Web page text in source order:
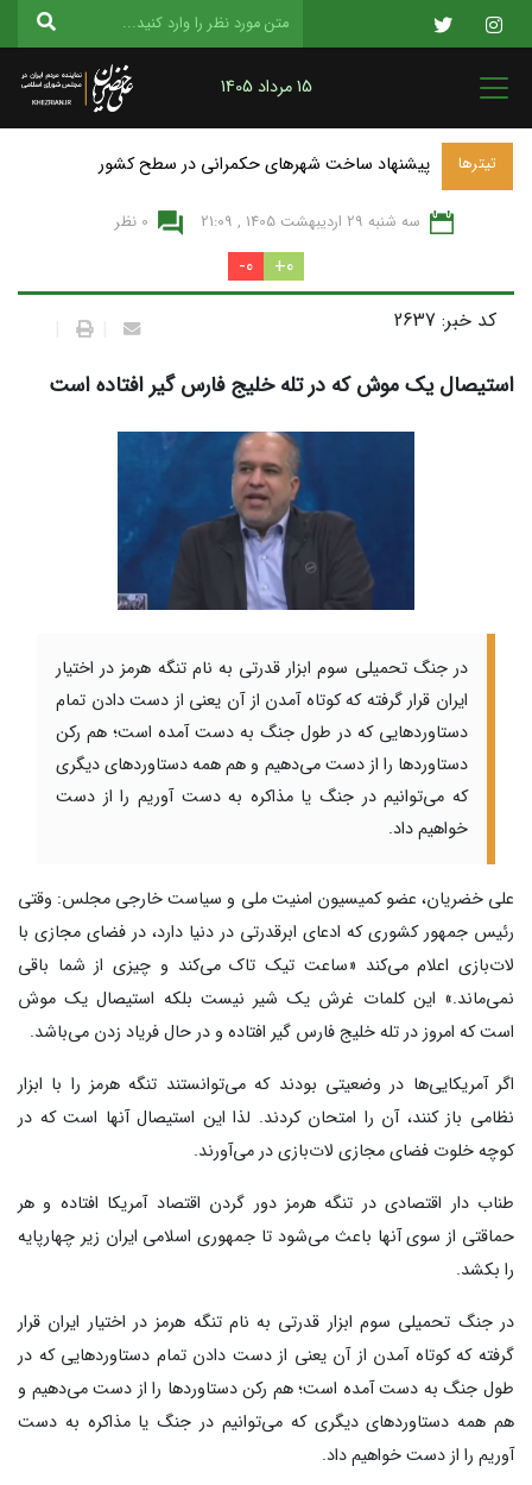
15 مرداد 1405
تیترها پیشنهاد ساخت شهرهای حکمرانی در سطح کشور
سه شنبه 29 ارديبهشت 1405 , 21:09 0 نظر
0+
0-
کد خبر: 2637
استیصال یک موش که در تله خلیج فارس گیر افتاده است
در جنگ تحمیلی سوم ابزار قدرتی به نام تنگه هرمز در اختیار
ایران قرار گرفته که کوتاه آمدن از آن یعنی از دست دادن تمام
دستاوردهایی که در طول جنگ به دست آمده است؛ هم رکن
دستاوردها را از دست می‌دهیم و هم همه دستاوردهای دیگری
که می‌توانیم در جنگ یا مذاکره به دست آوریم را از دست
خواهیم داد.
علی خضریان، عضو کمیسیون امنیت ملی و سیاست خارجی مجلس: وقتی
رئیس جمهور کشوری که ادعای ابرقدرتی در دنیا دارد، در فضای مجازی با
لات‌بازی اعلام می‌کند «ساعت تیک تاک می‌کند و چیزی از شما باقی
نمی‌ماند.» این کلمات غرش یک شیر نیست بلکه استیصال یک موش
است که امروز در تله خلیج فارس گیر افتاده و در حال فریاد زدن می‌باشد.
اگر آمریکایی‌ها در وضعیتی بودند که می‌توانستند تنگه هرمز را با ابزار
نظامی باز کنند، آن را امتحان کردند. لذا این استیصال آنها است که در
کوچه خلوت فضای مجازی لات‌بازی در می‌آورند.
طناب دار اقتصادی در تنگه هرمز دور گردن اقتصاد آمریکا افتاده و هر
حماقتی از سوی آنها باعث می‌شود تا جمهوری اسلامی ایران زیر چهارپایه
را بکشد.
در جنگ تحمیلی سوم ابزار قدرتی به نام تنگه هرمز در اختیار ایران قرار
گرفته که کوتاه آمدن از آن یعنی از دست دادن تمام دستاوردهایی که در
طول جنگ به دست آمده است؛ هم رکن دستاوردها را از دست می‌دهیم و
هم همه دستاوردهای دیگری که می‌توانیم در جنگ یا مذاکره به دست
آوریم را از دست خواهیم داد.